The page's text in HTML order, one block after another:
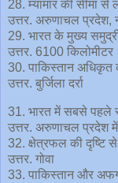
28. म्यांमार की सीमा
उत्तर. अरुणाचल प्रदेश,
29. भारत के मुख्य
उत्तर. 6100 किलोमीटर
30. पाकिस्तान अधिकृत
उत्तर. बुर्जिला दर्रा
31. भारत में सबसे पहले
उत्तर. अरुणाचल प्रदेश में
32. क्षेत्रफल की दृष्टि
उत्तर. गोवा
33. पाकिस्तान और